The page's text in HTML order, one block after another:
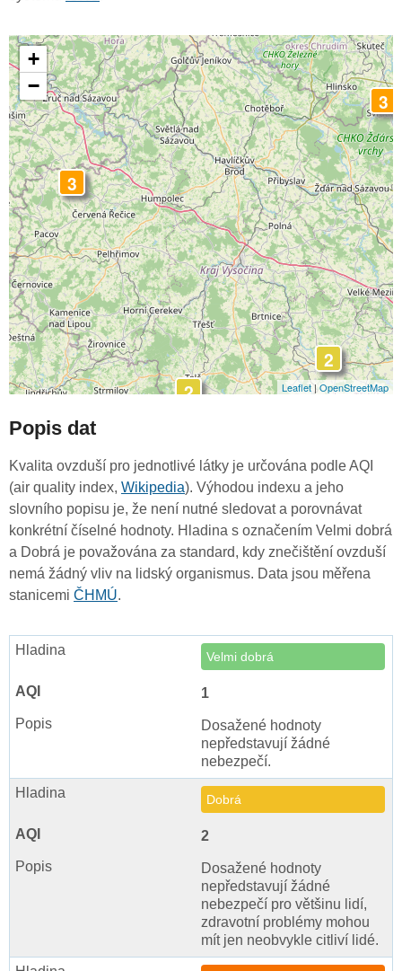
2
3
2
3
+
−
Leaflet|OpenStreetMap
Popis dat
Kvalita ovzduší pro jednotlivé látky je určována podle AQI
(air quality index, Wikipedia). Výhodou indexu a jeho
slovního popisu je, že není nutné sledovat a porovnávat
konkrétní číselné hodnoty. Hladina s označením Velmi dobrá
a Dobrá je považována za standard, kdy znečištění ovzduší
nemá žádný vliv na lidský organismus. Data jsou měřena
stanicemi ČHMÚ.
Velmi dobrá
1
Dosažené hodnoty
nepředstavují žádné
nebezpečí.
Dobrá
2
Dosažené hodnoty
nepředstavují žádné
nebezpečí pro většinu lidí,
zdravotní problémy mohou
mít jen neobvykle citliví lidé.